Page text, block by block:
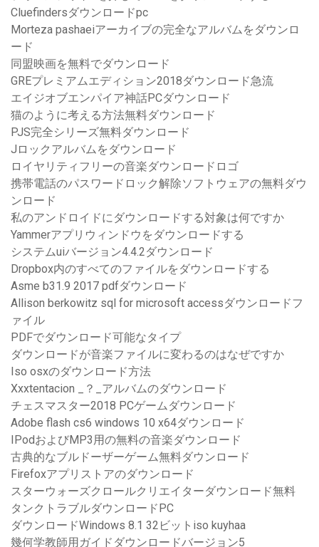
Cluefindersダウンロードpc
Morteza pashaeiアーカイブの完全なアルバムをダウンロ
ード
同盟映画を無料でダウンロード
GREプレミアムエディション2018ダウンロード急流
エイジオブエンパイア神話PCダウンロード
猫のように考える方法無料ダウンロード
PJS完全シリーズ無料ダウンロード
Jロックアルバムをダウンロード
ロイヤリティフリーの音楽ダウンロードロゴ
携帯電話のパスワードロック解除ソフトウェアの無料ダウ
ンロード
私のアンドロイドにダウンロードする対象は何ですか
Yammerアプリウィンドウをダウンロードする
システムuiバージョン4.4.2ダウンロード
Dropbox内のすべてのファイルをダウンロードする
Asme b31.9 2017 pdfダウンロード
Allison berkowitz sql for microsoft accessダウンロードフ
ァイル
PDFでダウンロード可能なタイプ
ダウンロードが音楽ファイルに変わるのはなぜですか
Iso osxのダウンロード方法
Xxxtentacion _？_アルバムのダウンロード
チェスマスター2018 PCゲームダウンロード
Adobe flash cs6 windows 10 x64ダウンロード
IPodおよびMP3用の無料の音楽ダウンロード
古典的なブルドーザーゲーム無料ダウンロード
Firefoxアプリストアのダウンロード
スターウォーズクロールクリエイターダウンロード無料
タンクトラブルダウンロードPC
ダウンロードWindows 8.1 32ビットiso kuyhaa
幾何学教師用ガイドダウンロードバージョン5